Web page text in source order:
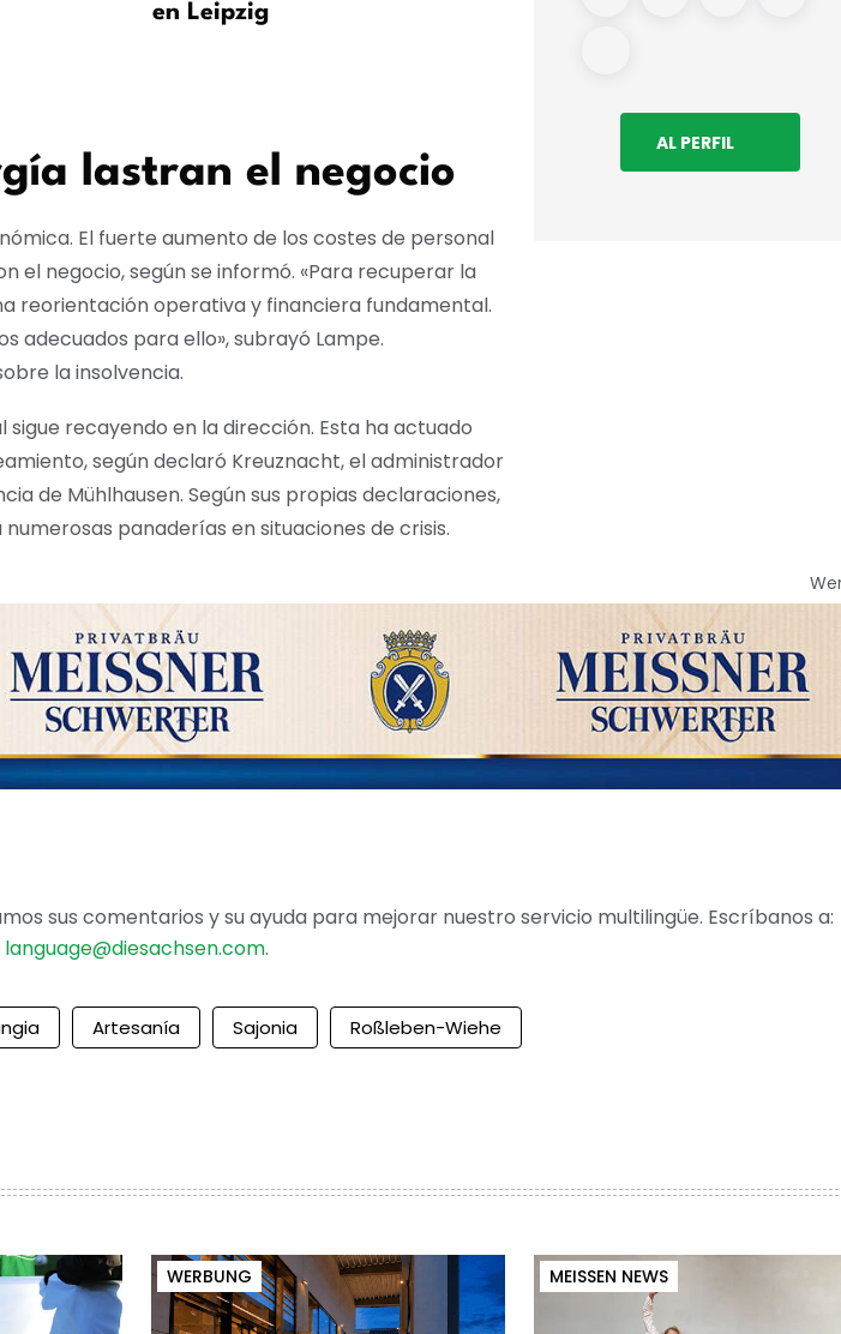
en Leipzig
lastran el negocio
El fuerte aumento de los costes de personal
el negocio, según se informó. «Para recuperar la
reorientación operativa y financiera fundamental.
adecuados para ello», subrayó Lampe.
la insolvencia.
recayendo en la dirección. Esta ha actuado
según declaró Kreuznacht, el administrador
de Mühlhausen. Según sus propias declaraciones,
panaderías en situaciones de crisis.
AL PERFIL
sus comentarios y su ayuda para mejorar nuestro servicio multilingüe. Escríbanos a:
language@diesachsen.com.
Artesanía Sajonia Roßleben-Wiehe
WERBUNG MEISSEN NEWS